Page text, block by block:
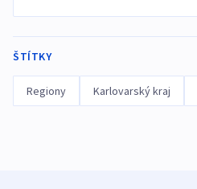
ŠTÍTKY
Regiony Karlovarský kraj